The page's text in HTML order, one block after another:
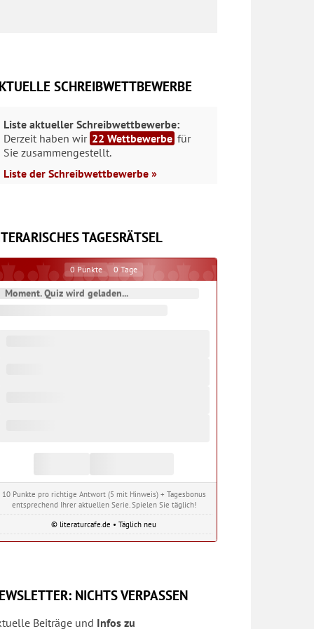
SCHREIBWETTBEWERBE
Liste aktueller Schreibwettbewerbe:
Derzeit haben wir 22 Wettbewerbe für
Sie zusammengestellt.
Liste der Schreibwettbewerbe »
TAGESRÄTSEL
0 Punkte 0 Tage
Moment. Quiz wird geladen...
10 Punkte pro richtige Antwort (5 mit Hinweis) + Tagesbonus
entsprechend Ihrer aktuellen Serie. Spielen Sie täglich!
© literaturcafe.de • Täglich neu
NICHTS VERPASSEN
Beiträge und Infos zu